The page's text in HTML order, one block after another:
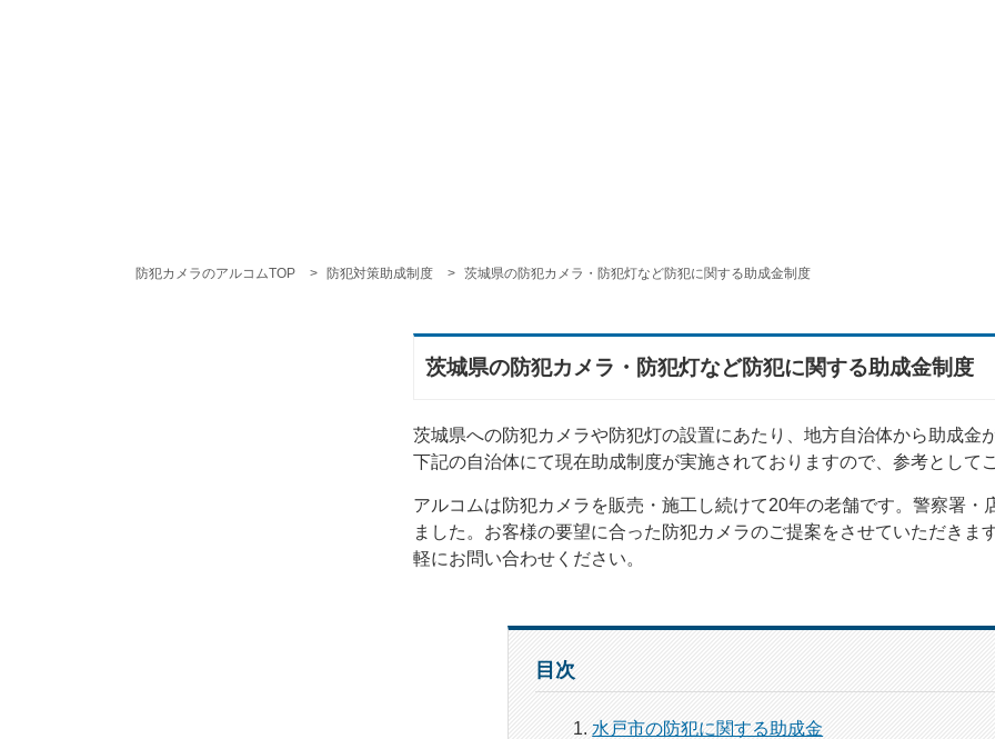
防犯カメラのアルコムTOP 防犯対策助成制度 茨城県の防犯カメラ・防犯灯など防犯に関する助成金制度
茨城県の防犯カメラ・防犯灯など防犯に関する助成金制度
茨城県への防犯カメラや防犯灯の設置にあたり、地方自治体から助成金
下記の自治体にて現在助成制度が実施されておりますので、参考として
アルコムは防犯カメラを販売・施工し続けて20年の老舗です。警察署・
ました。お客様の要望に合った防犯カメラのご提案をさせていただきま
軽にお問い合わせください。
目次
水戸市の防犯に関する助成金